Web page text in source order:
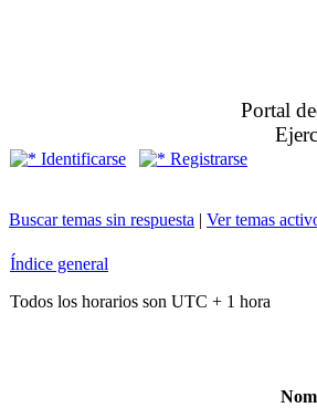
Portal
Identificarse Registrarse
Buscar temas sin respuesta | Ver temas
Índice general
Todos los horarios son UTC + 1 hora